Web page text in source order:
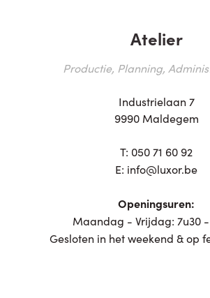
Atelier
Productie, Planning,
Industrielaan 7
9990 Maldegem
T: 050 71 60 92
E: info@luxor.be
Openingsuren:
Maandag - Vrijdag: 7u30 -
Gesloten in het weekend & op